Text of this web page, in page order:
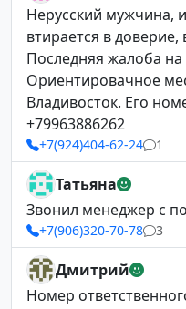
Нерусский мужчина,
втирается в
Последняя жалоба на
Ориентировачное
Владивосток. Его
+79963886262
+7(924)404-62-24 1
Татьяна
Звонил менеджер с
+7(906)320-70-78 3
Дмитрий
Номер